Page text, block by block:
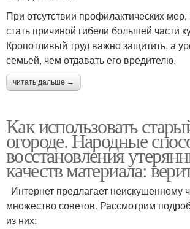
При отсутствии профилактических
стать причиной гибели большей части
Кропотливый труд важно защитить, а
семьей, чем отдавать его вредителю.
читать дальше →
Как использовать
огороде. Народные
восстановления
качеств материала:
Интернет предлагает неискушенному
множество советов. Рассмотрим
из них: